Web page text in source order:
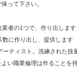
って下さい。
者の1つで、作り出します
に作り出し、提供します
ティスト。洗練された技
い職業倫理は作ることを